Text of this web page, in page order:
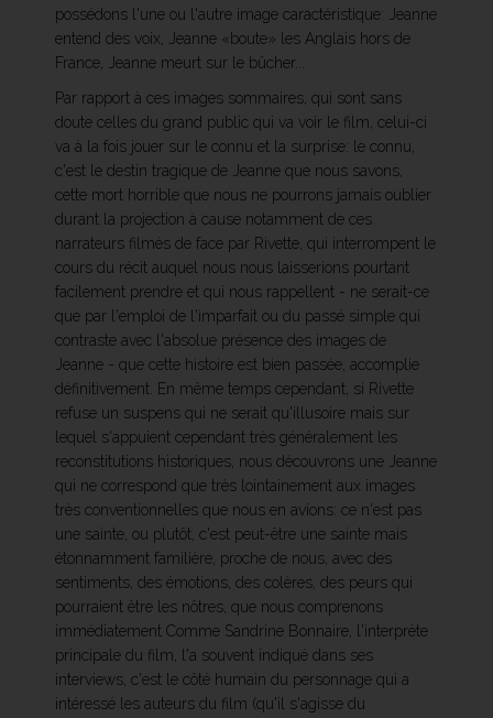
possédons l'une ou l'autre image caractéristique: Jeanne
entend des voix, Jeanne «boute» les Anglais hors de
France, Jeanne meurt sur le bûcher...
Par rapport à ces images sommaires, qui sont sans
doute celles du grand public qui va voir le film, celui-ci
va à la fois jouer sur le connu et la surprise: le connu,
c'est le destin tragique de Jeanne que nous savons,
cette mort horrible que nous ne pourrons jamais oublier
durant la projection à cause notamment de ces
narrateurs filmés de face par Rivette, qui interrompent le
cours du récit auquel nous nous laisserions pourtant
facilement prendre et qui nous rappellent - ne serait-ce
que par l'emploi de l'imparfait ou du passé simple qui
contraste avec l'absolue présence des images de
Jeanne - que cette histoire est bien passée, accomplie
définitivement. En même temps cependant, si Rivette
refuse un suspens qui ne serait qu'illusoire mais sur
lequel s'appuient cependant très généralement les
reconstitutions historiques, nous découvrons une Jeanne
qui ne correspond que très lointainement aux images
très conventionnelles que nous en avions: ce n'est pas
une sainte, ou plutôt, c'est peut-être une sainte mais
étonnamment familière, proche de nous, avec des
sentiments, des émotions, des colères, des peurs qui
pourraient être les nôtres, que nous comprenons
immédiatement Comme Sandrine Bonnaire, l'interprète
principale du film, l'a souvent indiqué dans ses
interviews, c'est le côté humain du personnage qui a
intéressé les auteurs du film (qu'il s'agisse du